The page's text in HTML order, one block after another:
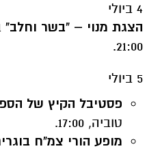
4 ביולי
הצגת מנוי – "בשר וחלב"
21:00.
5 ביולי
פסטיבל הקיץ של
טוביה, 17:00.
מופע הורי צמ"ח